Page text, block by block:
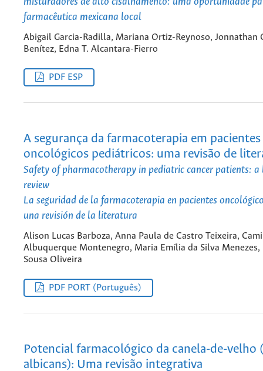
farmacêutica mexicana local
Abigail Garcia-Radilla, Mariana Ortiz-Reynoso, Jonnathan
Benítez, Edna T. Alcantara-Fierro
PDF ESP
A segurança da farmacoterapia em pacientes
oncológicos pediátricos: uma revisão de
Safety of pharmacotherapy in pediatric cancer patients:
review
La seguridad de la farmacoterapia en pacientes
una revisión de la literatura
Alison Lucas Barboza, Anna Paula de Castro Teixeira,
Albuquerque Montenegro, Maria Emília da Silva Menezes,
Sousa Oliveira
PDF PORT (Português)
Potencial farmacológico da canela-de-velho
albicans): Uma revisão integrativa